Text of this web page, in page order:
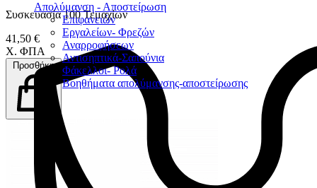
Απολύμανση - Αποστείρωση
Επιφανειών
Εργαλείων- Φρεζών
Αναρροφήσεων
Αντισηπτικά-Σαπούνια
Φάκελλοι- Ρολά
Βοηθήματα απολύμανσης-αποστείρωσης
Συσκευασία 100 Τεμαχίων
41,50 €
Χ. ΦΠΑ
Προσθήκη